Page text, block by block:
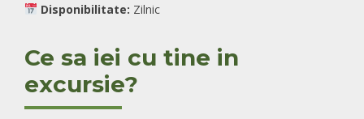
Disponibilitate: Zilnic
Ce sa iei cu tine in
excursie?